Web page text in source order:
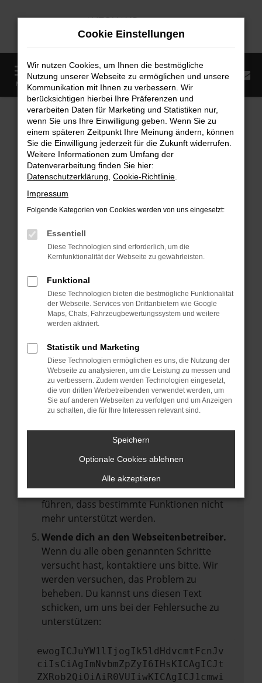
Zum
MENÜ
Startseite Fahrzeugangebote Fahrzeugmarkt
Fahrzeugmarkt
Fehler: Network Error
Beim Laden ist ein Fehler aufgetreten.
Hier sind ein paar Tipps, die dir helfen können:
Überprüfe deine Firewall und deine
Internetverbindung.
deine Suchmaschine?
Prüfe deine Browsererweiterungen.
Manche Erweiterungen, wie Werbeblocker,
können das Laden bestimmter Seiten
anderen Browser oder in einem privaten
Fenster?
Starte dein Gerät neu.
Das kann manchmal helfen,
vorübergehende Probleme zu beheben.
Stelle sicher, dass dein Browser und dein
Betriebssystem auf dem neuesten Stand
Veraltete Software birgt nicht nur ein
Sicherheitsrisiko, sondern kann auch dazu
führen, dass bestimmte Funktionen nicht
mehr unterstützt werden.
Wende dich an den Webseitenbetreiber.
Wenn du alle oben genannten Schritte
versucht hast, kontaktiere uns bitte. Wir
werden versuchen, das Problem zu
beheben. Du kannst uns diesen Text
schicken, um uns bei der Fehlersuche zu
unterstützen:
ewogICJuYW1lIjogIk5ldHdvcmtFcnJv
ciIsCiAgImNvbmZpZyI6IHsKICAgICJt
ZXRob2QiOiAiR0VUIiwKICAgICJ1cmwi
Cookie Einstellungen
Wir nutzen Cookies, um Ihnen die bestmögliche
Nutzung unserer Webseite zu ermöglichen und unsere
Kommunikation mit Ihnen zu verbessern. Wir
berücksichtigen hierbei Ihre Präferenzen und
verarbeiten Daten für Marketing und Statistiken nur,
wenn Sie uns Ihre Einwilligung geben. Wenn Sie zu
einem späteren Zeitpunkt Ihre Meinung ändern, können
Sie die Einwilligung jederzeit für die Zukunft widerrufen.
Weitere Informationen zum Umfang der
Datenverarbeitung finden Sie hier:
Datenschutzerklärung Cookie-Richtlinie
Impressum
Folgende Kategorien von Cookies werden von uns eingesetzt:
Essentiell
Diese Technologien sind erforderlich, um die
Kernfunktionalität der Webseite zu gewährleisten.
Funktional
Diese Technologien bieten die bestmögliche Funktionalität
der Webseite. Services von Drittanbietern wie Google
Maps, Chats, Fahrzeugbewertungssystem und weitere
werden aktiviert.
Statistik und Marketing
Diese Technologien ermöglichen es uns, die Nutzung der
Webseite zu analysieren, um die Leistung zu messen und
zu verbessern. Zudem werden Technologien eingesetzt,
die von dritten Werbetreibenden verwendet werden, um
Sie auf anderen Webseiten zu verfolgen und um Anzeigen
zu schalten, die für Ihre Interessen relevant sind.
Speichern
Optionale Cookies ablehnen
Alle akzeptieren